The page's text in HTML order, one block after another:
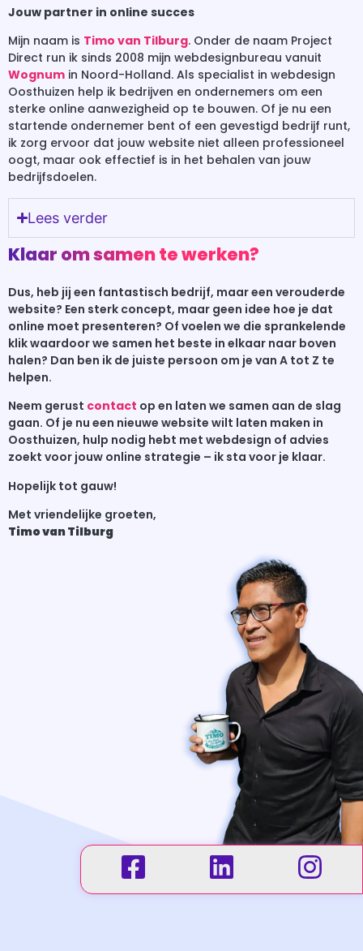
Jouw partner in online succes
Mijn naam is Timo van Tilburg. Onder de naam Project
Direct run ik sinds 2008 mijn webdesignbureau vanuit
Wognum in Noord-Holland. Als specialist in webdesign
Oosthuizen help ik bedrijven en ondernemers om een
sterke online aanwezigheid op te bouwen. Of je nu een
startende ondernemer bent of een gevestigd bedrijf runt,
ik zorg ervoor dat jouw website niet alleen professioneel
oogt, maar ook effectief is in het behalen van jouw
bedrijfsdoelen.
Lees verder
Klaar om samen te werken?
Dus, heb jij een fantastisch bedrijf, maar een verouderde
website? Een sterk concept, maar geen idee hoe je dat
online moet presenteren? Of voelen we die sprankelende
klik waardoor we samen het beste in elkaar naar boven
halen? Dan ben ik de juiste persoon om je van A tot Z te
helpen.
Neem gerust contact op en laten we samen aan de slag
gaan. Of je nu een nieuwe website wilt laten maken in
Oosthuizen, hulp nodig hebt met webdesign of advies
zoekt voor jouw online strategie – ik sta voor je klaar.
Hopelijk tot gauw!
Met vriendelijke groeten,
Timo van Tilburg